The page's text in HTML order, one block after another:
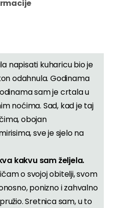
napisati kuharicu bio je
odahnula. Godinama
sam je crtala u
noćima. Sad, kad je taj
obojan
sve je sjelo na
kakvu sam željela.
o svojoj obitelji, svom
ponizno i zahvalno
Sretnica sam, u to